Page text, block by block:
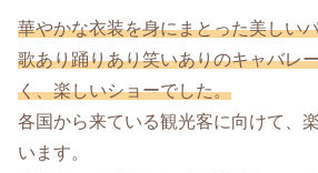
華やかな衣装を身にまとった美しい
歌あり踊りあり笑いありのキャバレ
く、楽しいショーでした。
各国から来ている観光客に向けて、
います。